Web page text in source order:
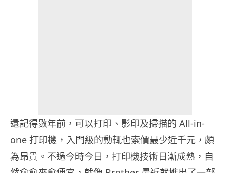
還記得數年前，可以打印、影印及掃描的 All-in-
one 打印機，入門級的動輒也索價最少近千元，頗
為昂貴。不過今時今日，打印機技術日漸成熟，自